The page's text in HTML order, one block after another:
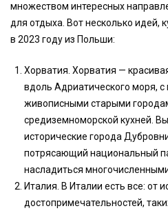
множеством интересных
для отдыха. Вот несколько идей,
в 2023 году из Польши:
Хорватия. Хорватия —
вдоль Адриатического моря,
живописными старыми
средиземноморской кухней.
исторические города
потрясающий национальный
насладиться
Италия. В Италии есть все: от
достопримечательностей,